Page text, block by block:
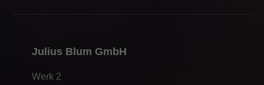
Julius Blum GmbH
Werk 2